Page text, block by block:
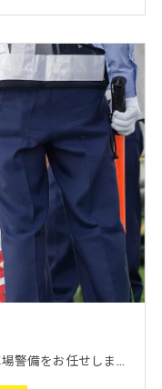
男女交通誘導スタッフ 交通誘導や駐車場警備をお任せします。 車の誘導が中心のお仕事です!